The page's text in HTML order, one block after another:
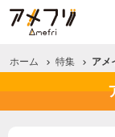
ホーム 特集 アメ